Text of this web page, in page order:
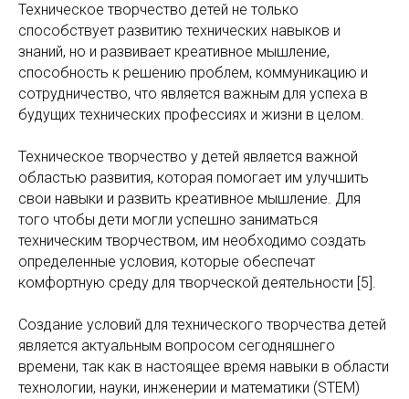
Техническое творчество детей не только
способствует развитию технических навыков и
знаний, но и развивает креативное мышление,
способность к решению проблем, коммуникацию и
сотрудничество, что является важным для успеха в
будущих технических профессиях и жизни в целом.
Техническое творчество у детей является важной
областью развития, которая помогает им улучшить
свои навыки и развить креативное мышление. Для
того чтобы дети могли успешно заниматься
техническим творчеством, им необходимо создать
определенные условия, которые обеспечат
комфортную среду для творческой деятельности [5].
Создание условий для технического творчества детей
является актуальным вопросом сегодняшнего
времени, так как в настоящее время навыки в области
технологии, науки, инженерии и математики (STEM)